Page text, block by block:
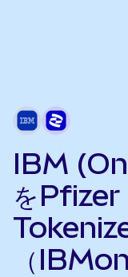
IBM
を
（